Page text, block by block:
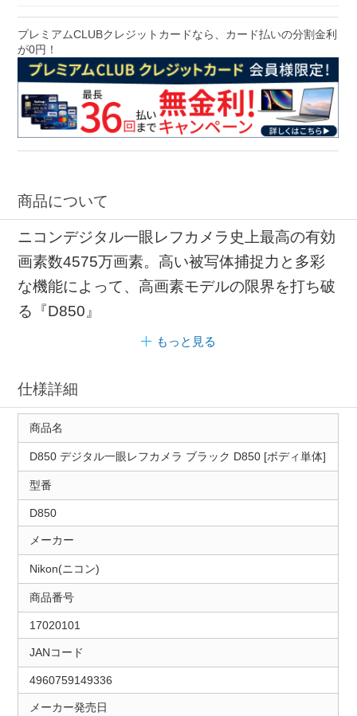
プレミアムCLUBクレジットカードなら、カード払いの分割金利
が0円！
商品について
ニコンデジタル一眼レフカメラ史上最高の有効
画素数4575万画素。高い被写体捕捉力と多彩
な機能によって、高画素モデルの限界を打ち破
る『D850』
もっと見る
仕様詳細
商品名
D850 デジタル一眼レフカメラ ブラック D850 [ボディ単体]
型番
D850
メーカー
Nikon(ニコン)
商品番号
17020101
JANコード
4960759149336
メーカー発売日